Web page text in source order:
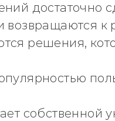
достаточно
возвращаются
решения,